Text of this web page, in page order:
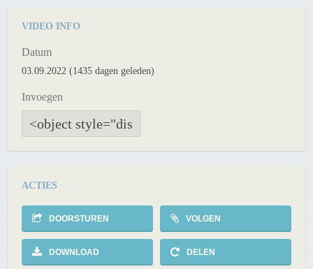
VIDEO INFO
Datum
03.09.2022 (1435 dagen geleden)
Invoegen
ACTIES
DOORSTUREN VOLGEN
DOWNLOAD DELEN